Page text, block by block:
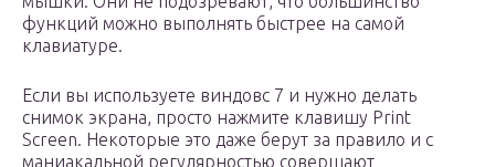
функций можно выполнять быстрее на самой
клавиатуре.
Если вы используете виндовс 7 и нужно делать
снимок экрана, просто нажмите клавишу Print
Screen. Некоторые это даже берут за правило и с
маниакальной регулярностью совершают